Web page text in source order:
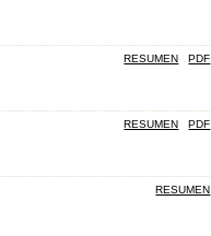
RESUMEN PDF
RESUMEN PDF
RESUMEN